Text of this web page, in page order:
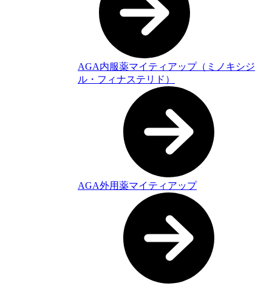
AGA内服薬マイティアップ（ミノキシジ
ル・フィナステリド）
AGA外用薬マイティアップ